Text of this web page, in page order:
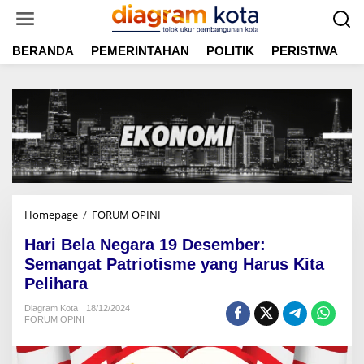
t
BERANDA PEMERINTAHAN POLITIK PERISTIWA
Homepage / FORUM OPINI
r
i
e
Hari Bela Negara 19 Desember:
Semangat Patriotisme yang Harus Kita
Pelihara
Diagram Kota
18/12/2024
FORUM OPINI